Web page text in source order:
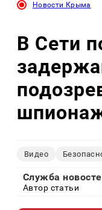
Новости Крыма
В Сети
Видео
Служба
Автор статьи